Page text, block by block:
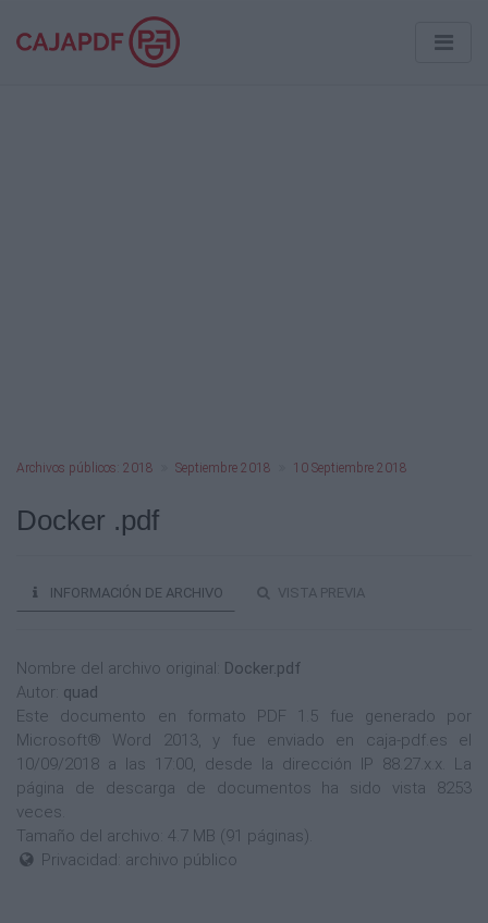
Archivos públicos: 2018 Septiembre 2018 10 Septiembre 2018
Docker .pdf
INFORMACIÓN DE ARCHIVO VISTA PREVIA
Nombre del archivo original: Docker.pdf
Autor: quad
Este documento en formato PDF 1.5 fue generado por
Microsoft® Word 2013, y fue enviado en caja-pdf.es el
10/09/2018 a las 17:00, desde la dirección IP 88.27.x.x. La
página de descarga de documentos ha sido vista 8253
veces.
Tamaño del archivo: 4.7 MB (91 páginas).
Privacidad: archivo público